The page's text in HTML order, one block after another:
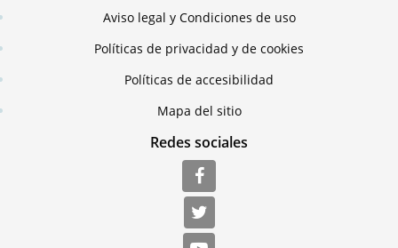
Aviso legal y Condiciones de uso
Políticas de privacidad y de cookies
Políticas de accesibilidad
Mapa del sitio
Redes sociales